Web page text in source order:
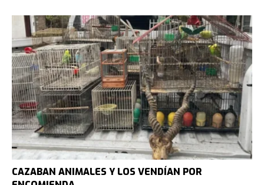
CAZABAN ANIMALES Y LOS VENDÍAN POR